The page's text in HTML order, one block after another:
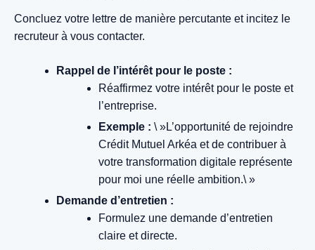
Concluez votre lettre de manière percutante et incitez le
recruteur à vous contacter.
Rappel de l’intérêt pour le poste :
Réaffirmez votre intérêt pour le poste et
l’entreprise.
Exemple : \ »L’opportunité de rejoindre
Crédit Mutuel Arkéa et de contribuer à
votre transformation digitale représente
pour moi une réelle ambition.\ »
Demande d’entretien :
Formulez une demande d’entretien
claire et directe.